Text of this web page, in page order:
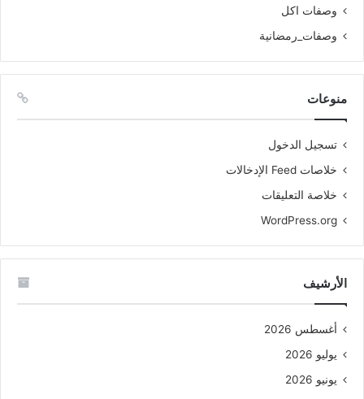
وصفات اكل
وصفات_رمضانية
منوعات
تسجيل الدخول
خلاصات Feed الإدخالات
خلاصة التعليقات
WordPress.org
الأرشيف
أغسطس 2026
يوليو 2026
يونيو 2026